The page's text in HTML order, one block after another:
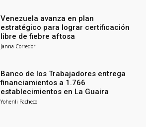
Venezuela avanza en plan
estratégico para lograr certificación
libre de fiebre aftosa
Janna Corredor
Banco de los Trabajadores entrega
financiamientos a 1.766
establecimientos en La Guaira
Yohenli Pacheco